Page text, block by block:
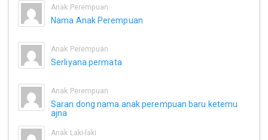
Anak Perempuan
Nama Anak Perempuan
Anak Perempuan
Serliyana permata
Anak Perempuan
Saran dong nama anak perempuan baru ketemu
ajna
Anak Laki-laki